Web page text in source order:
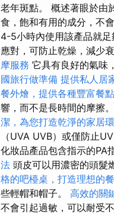
老年斑點。 概述著眼於由
食，飽和有用的成分，不
4-5小時內使用該產品就足
應對，可防止乾燥，減少
摩服務 它具有良好的氣味
國旅行做準備 提供私人居
餐外燴，提供各種豐富餐
響，而不是長時間的摩擦
潔，為您打造乾淨的家居
（UVA UVB）或僅防止
化妝品產品包含指示的PA
法 頭皮可以用濃密的頭髮
格的吧檯桌，打造理想的
些輕帽和帽子。 高效的關
不會引起過敏，可以耐受